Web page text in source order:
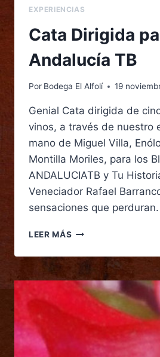
EXPERIENCIAS
Cata Dirigida
Andalucía TB
Por Bodega El Alfolí 19
Genial Cata dirigida de
vinos, a través de nuestro
mano de Miguel Villa,
Montilla Moriles, para los
ANDALUCIATB y Tu
Veneciador Rafael
sensaciones que perduran.
LEER MÁS